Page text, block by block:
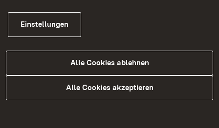
Einstellungen
Alle Cookies ablehnen
Alle Cookies akzeptieren